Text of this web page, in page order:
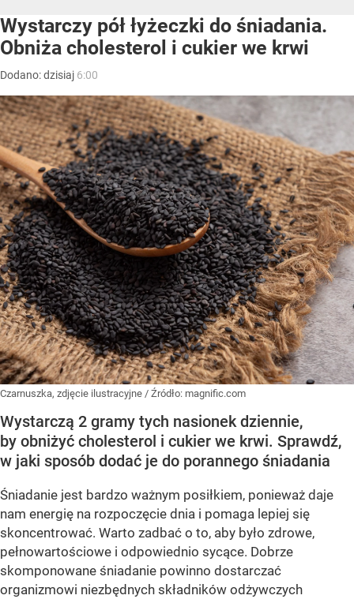
Wystarczy pół łyżeczki do śniadania.
Obniża cholesterol i cukier we krwi
Dodano:dzisiaj 6:00
Czarnuszka, zdjęcie ilustracyjne / Źródło: magnific.com
Wystarczą 2 gramy tych nasionek dziennie,
by obniżyć cholesterol i cukier we krwi. Sprawdź,
w jaki sposób dodać je do porannego śniadania
Śniadanie jest bardzo ważnym posiłkiem, ponieważ daje
nam energię na rozpoczęcie dnia i pomaga lepiej się
skoncentrować. Warto zadbać o to, aby było zdrowe,
pełnowartościowe i odpowiednio sycące. Dobrze
skomponowane śniadanie powinno dostarczać
organizmowi niezbędnych składników odżywczych